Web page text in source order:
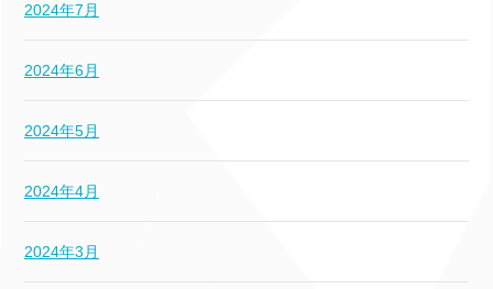
2024年7月
2024年6月
2024年5月
2024年4月
2024年3月